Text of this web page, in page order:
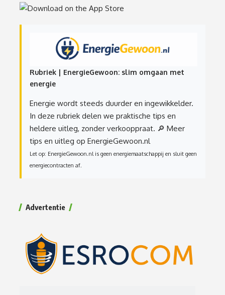
Rubriek | EnergieGewoon: slim omgaan met
energie
Energie wordt steeds duurder en ingewikkelder.
In deze rubriek delen we praktische tips en
heldere uitleg, zonder verkooppraat. 🔎 Meer
tips en uitleg op EnergieGewoon.nl
Let op: EnergieGewoon.nl is geen energiemaatschappij en sluit geen
energiecontracten af.
Advertentie